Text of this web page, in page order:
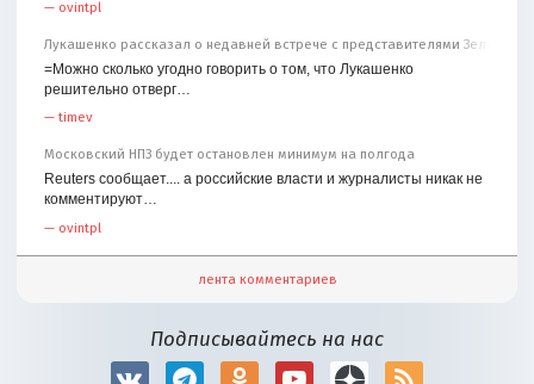
— ovintpl
Лукашенко рассказал о недавней встрече с представителями
=Можно сколько угодно говорить о том, что Лукашенко
решительно отверг…
—timev
Московский НПЗ будет остановлен минимум на полгода
Reuters сообщает.... а российские власти и журналисты никак не
комментируют…
— ovintpl
лента комментариев
Подписывайтесь на нас